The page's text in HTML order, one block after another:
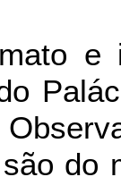
e
do